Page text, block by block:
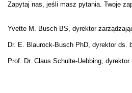
Zapytaj nas, jeśli masz pytania. Twoje
Yvette M. Busch BS, dyrektor
Dr. E. Blaurock-Busch PhD, dyrektor ds.
Prof. Dr. Claus Schulte-Uebbing,